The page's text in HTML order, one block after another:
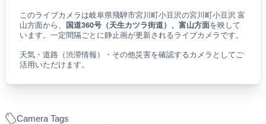
Camera Tags
このライブカメラは岐阜県飛騨市宮川町小豆沢の宮川町小豆沢 富
山方面から、 国道360号（天生カツラ街道）、富山方面を映して
います。一定間隔ごとに静止画が更新されるライブカメラです。
天気・道路（渋滞情報）・その他災害を確認するカメラとしてご
活用いただけます。